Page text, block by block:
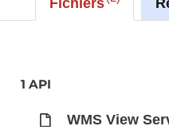
1 API
WMS View